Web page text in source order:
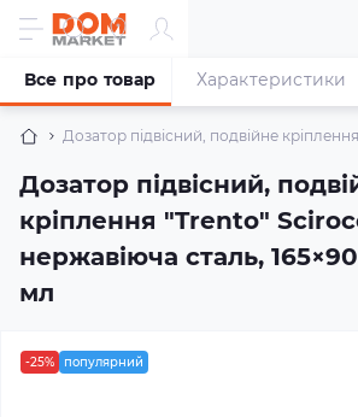
Дозатор підвісний, подвійне
Дозатор підвісний,
кріплення "Trento"
нержавіюча сталь,
мл
Все про товар Характеристики
-25% популярний